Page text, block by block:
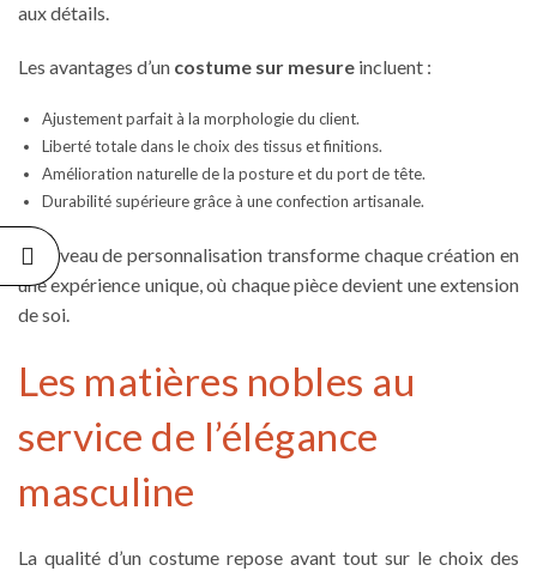
aux détails.
Les avantages d’un costume sur mesure incluent :
Ajustement parfait à la morphologie du client.
Liberté totale dans le choix des tissus et finitions.
Amélioration naturelle de la posture et du port de tête.
Durabilité supérieure grâce à une confection artisanale.
Ce niveau de personnalisation transforme chaque création en
une expérience unique, où chaque pièce devient une extension
de soi.
Les matières nobles au
service de l’élégance
masculine
La qualité d’un costume repose avant tout sur le choix des